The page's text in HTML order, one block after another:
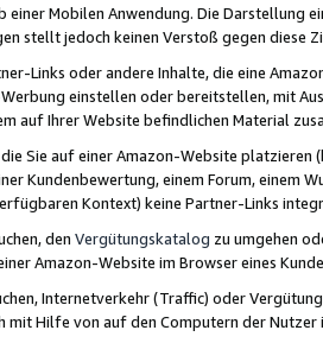
einer Mobilen Anwendung. Die Darstellung
stellt jedoch keinen Verstoß gegen diese
Links oder andere Inhalte, die eine
einstellen oder bereitstellen, mit
auf Ihrer Website befindlichen Material
Sie auf einer Amazon-Website
Kundenbewertung, einem Forum, einem
Kontext) keine Partner-Links
den Vergütungskatalog zu umgehen
Amazon-Website im Browser eines
Internetverkehr (Traffic) oder
mit Hilfe von auf den Computern der